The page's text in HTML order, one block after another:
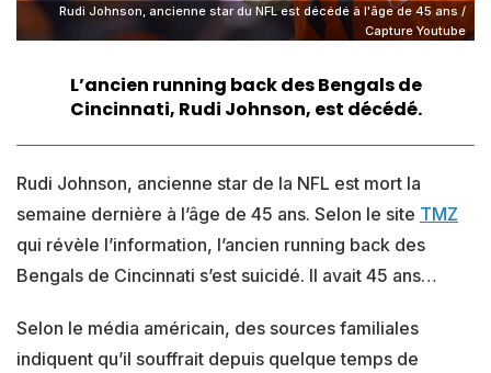
Rudi Johnson, ancienne star du NFL est décédé à l'âge de 45 ans /
Capture Youtube
L’ancien running back des Bengals de
Cincinnati, Rudi Johnson, est décédé.
Rudi Johnson, ancienne star de la NFL est mort la
semaine dernière à l’âge de 45 ans. Selon le site TMZ
qui révèle l’information, l’ancien running back des
Bengals de Cincinnati s’est suicidé. Il avait 45 ans…
Selon le média américain, des sources familiales
indiquent qu’il souffrait depuis quelque temps de